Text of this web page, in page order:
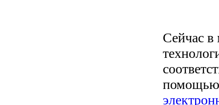
Сейчас
помощью